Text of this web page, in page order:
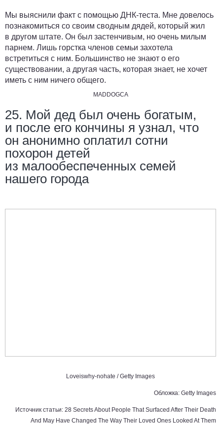
Мы выяснили факт с помощью ДНК-теста. Мне довелось
познакомиться со своим сводным дядей, который жил
в другом штате. Он был застенчивым, но очень милым
парнем. Лишь горстка членов семьи захотела
встретиться с ним. Большинство не знают о его
существовании, а другая часть, которая знает, не хочет
иметь с ним ничего общего.
MADDOGCA
25. Мой дед был очень богатым,
и после его кончины я узнал, что
он анонимно оплатил сотни
похорон детей
из малообеспеченных семей
нашего города
Loveiswhy-nohate / Getty Images
Обложка: Getty Images
Источник статьи: 28 Secrets About People That Surfaced After Their Death
And May Have Changed The Way Their Loved Ones Looked At Them